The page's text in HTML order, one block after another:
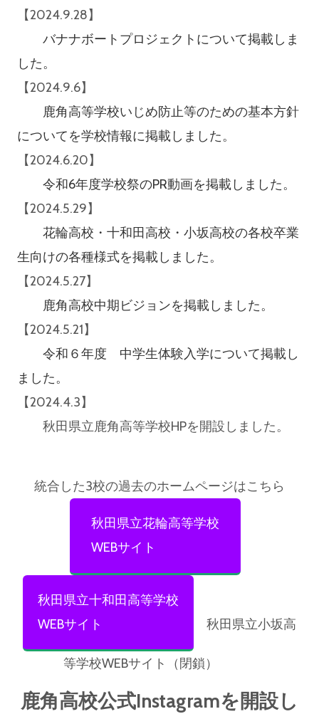
【2024.9.28】
バナナボートプロジェクトについて掲載しま
した。
【2024.9.6】
鹿角高等学校いじめ防止等のための基本方針
についてを学校情報に掲載しました。
【2024.6.20】
令和6年度学校祭のPR動画を掲載しました。
【2024.5.29】
花輪高校・十和田高校・小坂高校の各校卒業
生向けの各種様式を掲載しました。
【2024.5.27】
鹿角高校中期ビジョンを掲載しました。
【2024.5.21】
令和６年度 中学生体験入学について掲載し
ました。
【2024.4.3】
秋田県立鹿角高等学校HPを開設しました。
統合した3校の過去のホームページはこちら
秋田県立花輪高等学校
WEBサイト
秋田県立十和田高等学校
WEBサイト
秋田県立小坂高
等学校WEBサイト（閉鎖）
鹿角高校公式Instagramを開設し